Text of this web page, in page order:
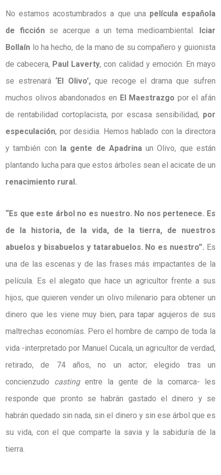
No estamos acostumbrados a que una película española
de ficciónse acerque a un tema medioambiental. Iciar
Bollaín lo ha hecho, de la mano de su compañero y guionista
de cabecera, Paul Laverty, con calidad y emoción. En mayo
se estrenará ‘El Olivo’,que recoge el drama que sufren
muchos olivos abandonados en El Maestrazgo por el afán
de rentabilidad cortoplacista, por escasa sensibilidad, por
especulación, por desidia. Hemos hablado con la directora
y también con la gente de Apadrina un Olivo, que están
plantando lucha para que estos árboles sean el acicate de un
renacimiento rural.
“Es que este árbol no es nuestro. No nos pertenece. Es
de la historia, de la vida, de la tierra, de nuestros
abuelos y bisabuelos y tatarabuelos. No es nuestro”. Es
una de las escenas y de las frases más impactantes de la
película. Es el alegato que hace un agricultor frente a sus
hijos, que quieren vender un olivo milenario para obtener un
dinero que les viene muy bien, para tapar agujeros de sus
maltrechas economías. Pero el hombre de campo de toda la
vida -interpretado por Manuel Cucala, un agricultor de verdad,
retirado, de 74 años, no un actor; elegido tras un
concienzudo castingentre la gente de la comarca- les
responde que pronto se habrán gastado el dinero y se
habrán quedado sin nada, sin el dinero y sin ese árbol que es
su vida, con el que comparte la savia y la sabiduría de la
tierra.